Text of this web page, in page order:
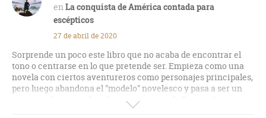
La conquista de América contada para
escépticos
27 de abril de 2020
Sorprende un poco este libro que no acaba de encontrar el
tono o centrarse en lo que pretende ser. Empieza como una
novela con ciertos aventureros como personajes principales,
pero luego abandona el "modelo" novelesco y pasa a ser un
ensayo, y luego vuelve al tono narrativo de ficción. Lo mejor
son las reflexiones políticamente incorrectas del autor,